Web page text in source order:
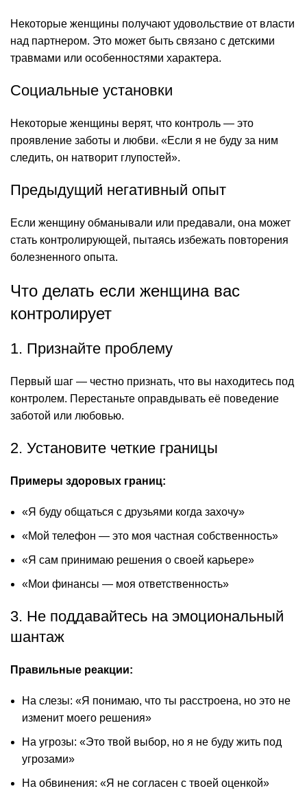
Некоторые женщины получают удовольствие от власти
над партнером. Это может быть связано с детскими
травмами или особенностями характера.
Социальные установки
Некоторые женщины верят, что контроль — это
проявление заботы и любви. «Если я не буду за ним
следить, он натворит глупостей».
Предыдущий негативный опыт
Если женщину обманывали или предавали, она может
стать контролирующей, пытаясь избежать повторения
болезненного опыта.
Что делать если женщина вас
контролирует
1. Признайте проблему
Первый шаг — честно признать, что вы находитесь под
контролем. Перестаньте оправдывать её поведение
заботой или любовью.
2. Установите четкие границы
Примеры здоровых границ:
«Я буду общаться с друзьями когда захочу»
«Мой телефон — это моя частная собственность»
«Я сам принимаю решения о своей карьере»
«Мои финансы — моя ответственность»
3. Не поддавайтесь на эмоциональный
шантаж
Правильные реакции:
На слезы: «Я понимаю, что ты расстроена, но это не
изменит моего решения»
На угрозы: «Это твой выбор, но я не буду жить под
угрозами»
На обвинения: «Я не согласен с твоей оценкой»